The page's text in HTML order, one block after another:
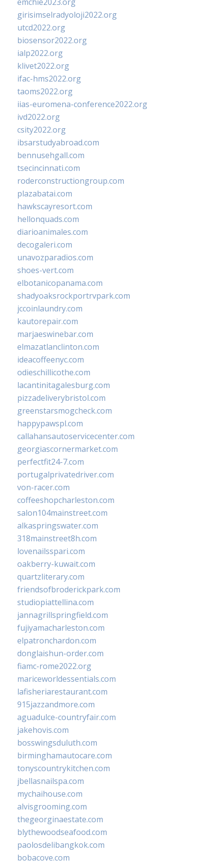
girisimselradyoloji2022.org
utcd2022.org
biosensor2022.org
ialp2022.org
klivet2022.org
ifac-hms2022.org
taoms2022.org
iias-euromena-conference2022.org
ivd2022.org
csity2022.org
ibsarstudyabroad.com
bennusehgall.com
tsecincinnati.com
roderconstructiongroup.com
plazabatai.com
hawkscayresort.com
hellonquads.com
diarioanimales.com
decogaleri.com
unavozparadios.com
shoes-vert.com
elbotanicopanama.com
shadyoaksrockportrvpark.com
jccoinlaundry.com
kautorepair.com
marjaeswinebar.com
elmazatlanclinton.com
ideacoffeenyc.com
odieschillicothe.com
lacantinitagalesburg.com
pizzadeliverybristol.com
greenstarsmogcheck.com
happypawspl.com
callahansautoservicecenter.com
georgiascornermarket.com
perfectfit24-7.com
portugalprivatedriver.com
von-racer.com
coffeeshopcharleston.com
salon104mainstreet.com
alkaspringswater.com
318mainstreet8h.com
lovenailsspari.com
oakberry-kuwait.com
quartzliterary.com
friendsofbroderickpark.com
studiopiattellina.com
jannagrillspringfield.com
fujiyamacharleston.com
elpatronchardon.com
donglaishun-order.com
fiamc-rome2022.org
mariceworldessentials.com
lafisheriarestaurant.com
915jazzandmore.com
aguadulce-countryfair.com
jakehovis.com
bosswingsduluth.com
birminghamautocare.com
tonyscountrykitchen.com
jbellasnailspa.com
mychaihouse.com
alvisgrooming.com
thegeorginaestate.com
blythewoodseafood.com
paolosdelibangkok.com
bobacove.com